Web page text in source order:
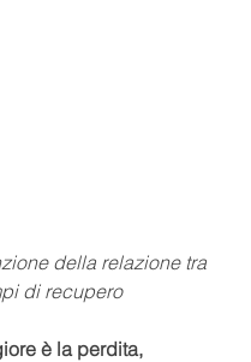
della relazione tra
di recupero
è la perdita,